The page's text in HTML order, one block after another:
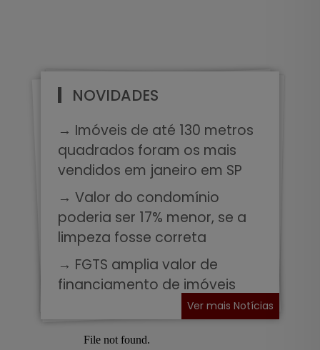
NOVIDADES
→ Imóveis de até 130 metros
quadrados foram os mais
vendidos em janeiro em SP
→ Valor do condomínio
poderia ser 17% menor, se a
limpeza fosse correta
→ FGTS amplia valor de
financiamento de imóveis
Ver mais Notícias